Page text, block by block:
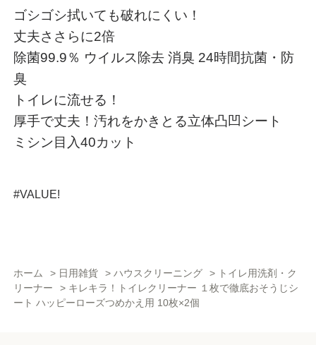
ゴシゴシ拭いても破れにくい！
丈夫ささらに2倍
除菌99.9％ ウイルス除去 消臭 24時間抗菌・防
臭
トイレに流せる！
厚手で丈夫！汚れをかきとる立体凸凹シート
ミシン目入40カット
#VALUE!
ホーム > 日用雑貨 >ハウスクリーニング > トイレ用洗剤・ク
リーナー
> キレキラ！トイレクリーナー １枚で徹底おそうじシ
ート ハッピーローズつめかえ用 10枚×2個